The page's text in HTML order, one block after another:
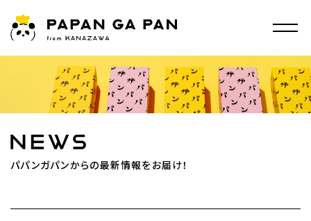
パパンガパンからの最新情報をお届け！